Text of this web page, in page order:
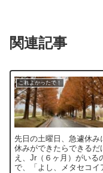
関連記事
これよかったで！
先日の土曜日、急遽休
休みができたらできる
え、Jr（６ヶ月）がいる
で、「よし、メタセコイ